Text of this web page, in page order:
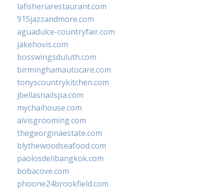
lafisheriarestaurant.com
915jazzandmore.com
aguadulce-countryfair.com
jakehovis.com
bosswingsduluth.com
birminghamautocare.com
tonyscountrykitchen.com
jbellasnailspa.com
mychaihouse.com
alvisgrooming.com
thegeorginaestate.com
blythewoodseafood.com
paolosdelibangkok.com
bobacove.com
phoone24brookfield.com